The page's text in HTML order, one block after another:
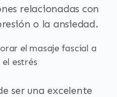
relacionadas con
o la ansiedad.
el masaje fascial a
estrés
ser una excelente